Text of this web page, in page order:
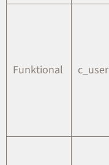
Funktional c_user